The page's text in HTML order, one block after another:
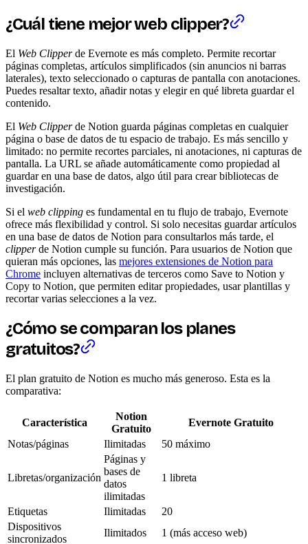
¿Cuál tiene mejorweb clipper?
El Web Clipperde Evernote es más completo. Permite recortar
páginas completas, artículos simplificados (sin anuncios ni barras
laterales), texto seleccionado o capturas de pantalla con anotaciones.
Puedes resaltar texto, añadir notas y elegir en qué libreta guardar el
contenido.
El Web Clipperde Notion guarda páginas completas en cualquier
página o base de datos de tu espacio de trabajo. Es más sencillo y
limitado: no permite recortes parciales, ni anotaciones, ni capturas de
pantalla. La URL se añade automáticamente como propiedad al
guardar en una base de datos, algo útil para crear bibliotecas de
investigación.
Si el web clipping es fundamental en tu flujo de trabajo, Evernote
ofrece más flexibilidad y control. Si solo necesitas guardar artículos
en una base de datos de Notion para consultarlos más tarde, el
clipperde Notion cumple su función. Para usuarios de Notion que
quieran más opciones, las mejores extensiones de Notion para
Chrome incluyen alternativas de terceros como Save to Notion y
Copy to Notion, que permiten editar propiedades, usar plantillas y
recortar varias selecciones a la vez.
¿Cómo se comparan los planes
gratuitos?
El plan gratuito de Notion es mucho más generoso. Esta es la
comparativa:
Característica
Notion
Gratuito
Evernote Gratuito
Notas/páginas
Ilimitadas 50 máximo
Libretas/organización
Páginas y
bases de
datos
ilimitadas
1 libreta
Etiquetas Ilimitadas
20
Dispositivos
sincronizados
Ilimitados 1 (más acceso web)